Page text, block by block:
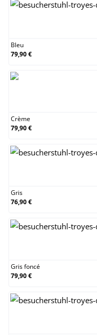
Bleu
79,90 €
Crème
79,90 €
Gris
76,90 €
Gris foncé
79,90 €